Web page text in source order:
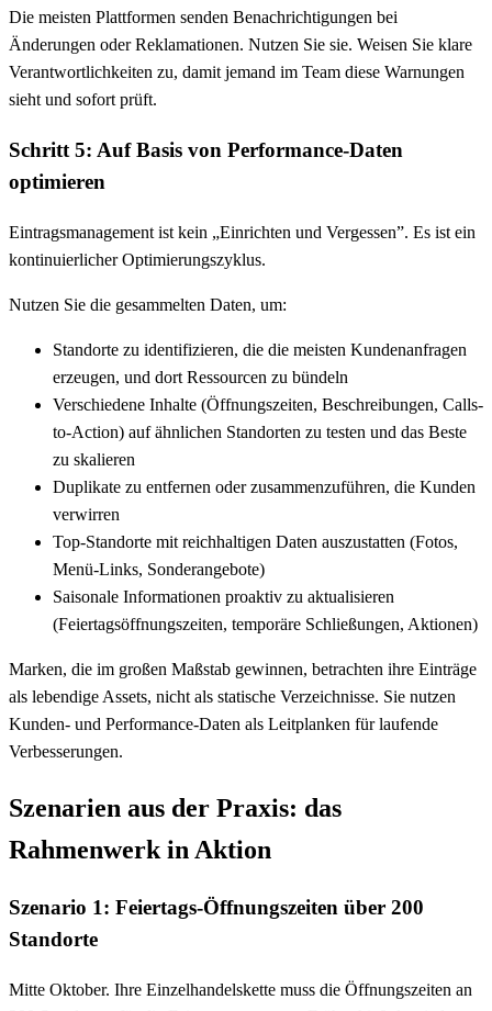
Die meisten Plattformen senden Benachrichtigungen bei
Änderungen oder Reklamationen. Nutzen Sie sie. Weisen Sie klare
Verantwortlichkeiten zu, damit jemand im Team diese Warnungen
sieht und sofort prüft.
Schritt 5: Auf Basis von Performance-Daten
optimieren
Eintragsmanagement ist kein „Einrichten und Vergessen”. Es ist ein
kontinuierlicher Optimierungszyklus.
Nutzen Sie die gesammelten Daten, um:
Standorte zu identifizieren, die die meisten Kundenanfragen
erzeugen, und dort Ressourcen zu bündeln
Verschiedene Inhalte (Öffnungszeiten, Beschreibungen, Calls-
to-Action) auf ähnlichen Standorten zu testen und das Beste
zu skalieren
Duplikate zu entfernen oder zusammenzuführen, die Kunden
verwirren
Top-Standorte mit reichhaltigen Daten auszustatten (Fotos,
Menü-Links, Sonderangebote)
Saisonale Informationen proaktiv zu aktualisieren
(Feiertagsöffnungszeiten, temporäre Schließungen, Aktionen)
Marken, die im großen Maßstab gewinnen, betrachten ihre Einträge
als lebendige Assets, nicht als statische Verzeichnisse. Sie nutzen
Kunden- und Performance-Daten als Leitplanken für laufende
Verbesserungen.
Szenarien aus der Praxis: das
Rahmenwerk in Aktion
Szenario 1: Feiertags-Öffnungszeiten über 200
Standorte
Mitte Oktober. Ihre Einzelhandelskette muss die Öffnungszeiten an